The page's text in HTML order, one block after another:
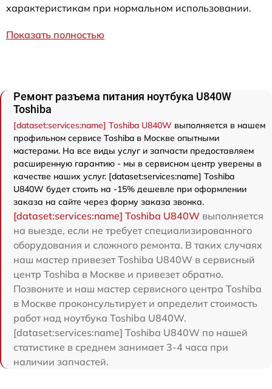
характеристикам при нормальном использовании.
Показать полностью
Ремонт разъема питания ноутбука U840W
Toshiba
[dataset:services:name] Toshiba U840W выполняется в нашем
профильном сервисе Toshiba в Москве опытными
мастерами. На все виды услуг и запчасти предоставляем
расширенную гарантию - мы в сервисном центр уверены в
качестве наших услуг. [dataset:services:name] Toshiba
U840W будет стоить на -15% дешевле при оформлении
заказа на сайте через форму заказа звонка.
[dataset:services:name] Toshiba U840W выполняется
на выезде, если не требует специализированного
оборудования и сложного ремонта. В таких случаях
наш мастер привезет Toshiba U840W в сервисный
центр Toshiba в Москве и привезет обратно.
Позвоните и наш мастер сервисного центра Toshiba
в Москве проконсультирует и определит стоимость
работ над ноутбука Toshiba U840W.
[dataset:services:name] Toshiba U840W по нашей
статистике в среднем занимает 3-4 часа при
наличии запчастей.